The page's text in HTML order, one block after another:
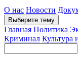
О нас Новости
Выберите тему
Главная Политика
Криминал Культура